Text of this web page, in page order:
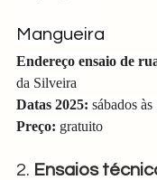
Mangueira
Endereço ensaio de
da Silveira
Datas 2025: sábados às
Preço: gratuito
2. Ensaios